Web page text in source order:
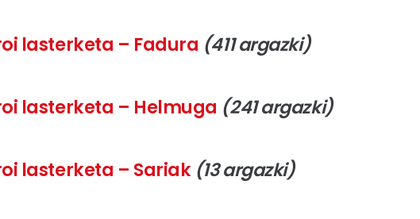
lasterketa – Fadura (411 argazki)
lasterketa – Helmuga (241 argazki)
lasterketa – Sariak (13 argazki)